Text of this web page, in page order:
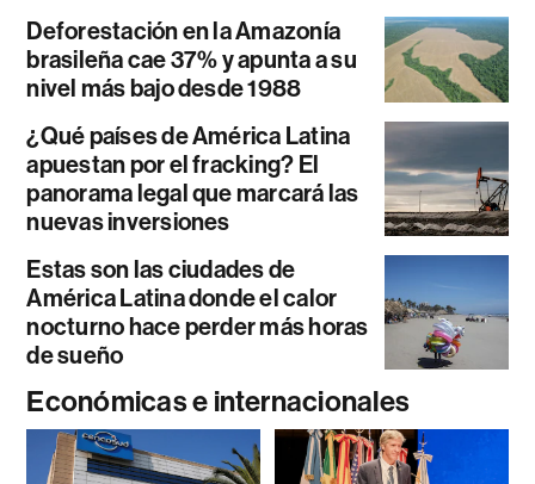
Deforestación en la Amazonía
brasileña cae 37% y apunta a su
nivel más bajo desde 1988
¿Qué países de América Latina
apuestan por el fracking? El
panorama legal que marcará las
nuevas inversiones
Estas son las ciudades de
América Latina donde el calor
nocturno hace perder más horas
de sueño
Económicas e internacionales